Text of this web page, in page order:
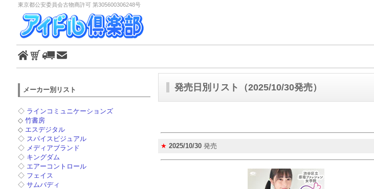
東京都公安委員会古物商許可 第305600306248号
メーカー別リスト
◇ ラインコミュニケーションズ
◇ 竹書房
◇ エスデジタル
◇ スパイスビジュアル
◇ メディアブランド
◇ キングダム
◇ エアーコントロール
◇ フェイス
◇ サムバディ
発売日別リスト（2025/10/30発売）
★ 2025/10/30 発売